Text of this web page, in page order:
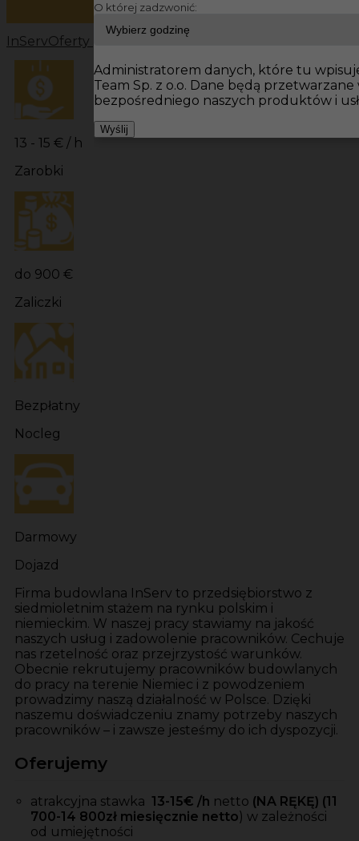
InServOferty pracy Prace wykończeniowe Niemcy
13 - 15 € / h
Zarobki
do 900 €
Zaliczki
Bezpłatny
Nocleg
Darmowy
Dojazd
Firma budowlana InServ to przedsiębiorstwo z
siedmioletnim stażem na rynku polskim i
niemieckim. W naszej pracy stawiamy na jakość
naszych usług i zadowolenie pracowników. Cechuje
nas rzetelność oraz przejrzystość warunków.
Obecnie rekrutujemy pracowników budowlanych
do pracy na terenie Niemiec i z powodzeniem
prowadzimy naszą działalność w Polsce. Dzięki
naszemu doświadczeniu znamy potrzeby naszych
pracowników – i zawsze jesteśmy do ich dyspozycji.
Oferujemy
atrakcyjna stawka 13-15€ /h netto (NA RĘKĘ) (11
700-14 800zł miesięcznie netto) w zależności
od umiejętności
O której zadzwonić:
Administratorem danych, które tu
Team Sp. z o.o. Dane będą
bezpośredniego naszych produktów i
Wyślij